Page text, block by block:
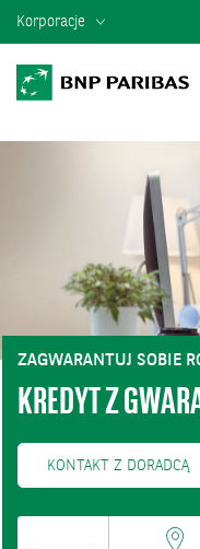
Korporacje
ZAGWARANTUJ SOBIE
KREDYT Z
KONTAKT Z DORADCĄ